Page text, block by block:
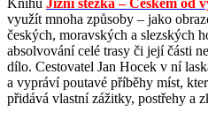
využít mnoha způsoby – jako
českých, moravských a slezských
absolvování celé trasy či její části
dílo. Cestovatel Jan Hocek v ní
a vypráví poutavé příběhy míst,
přidává vlastní zážitky, postřehy a